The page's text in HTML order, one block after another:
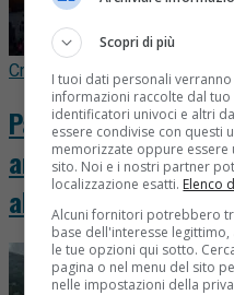
Cronaca 6 ore fa
Paura per il
ancora: le fiamme
al Sessera
Scopri di più
I tuoi dati personali
informazioni raccolte dal
identificatori univoci e altri
essere condivise con questi
memorizzate oppure
sito. Noi e i nostri partner
localizzazione esatti. Elenco
Alcuni fornitori potrebbero
base dell'interesse
le tue opzioni qui sotto.
pagina o nel menu del sito
nelle impostazioni della